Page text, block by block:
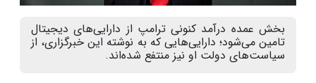
بخش عمده درآمد کنونی ترامپ از دارایی‌های دیجیتال
تامین می‌شود؛ دارایی‌هایی که به نوشته این خبرگزاری، از
سیاست‌های دولت او نیز منتفع شده‌اند.